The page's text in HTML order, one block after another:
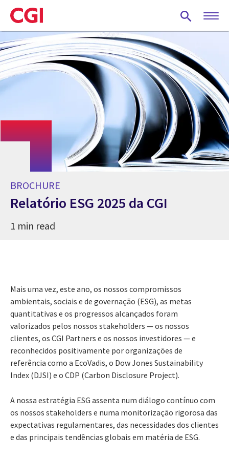
Skip
to
main
content
BROCHURE
Relatório ESG 2025 da CGI
1 min read
Mais uma vez, este ano, os nossos compromissos
ambientais, sociais e de governação (ESG), as metas
quantitativas e os progressos alcançados foram
valorizados pelos nossos stakeholders — os nossos
clientes, os CGI Partners e os nossos investidores — e
reconhecidos positivamente por organizações de
referência como a EcoVadis, o Dow Jones Sustainability
Index (DJSI) e o CDP (Carbon Disclosure Project).
A nossa estratégia ESG assenta num diálogo contínuo com
os nossos stakeholders e numa monitorização rigorosa das
expectativas regulamentares, das necessidades dos clientes
e das principais tendências globais em matéria de ESG.